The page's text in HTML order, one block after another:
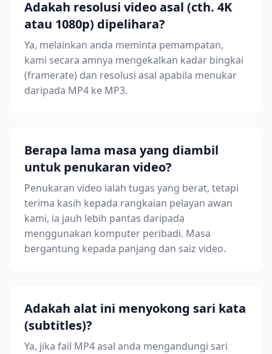
Adakah resolusi video asal (cth. 4K
atau 1080p) dipelihara?
Ya, melainkan anda meminta pemampatan,
kami secara amnya mengekalkan kadar bingkai
(framerate) dan resolusi asal apabila menukar
daripada MP4 ke MP3.
Berapa lama masa yang diambil
untuk penukaran video?
Penukaran video ialah tugas yang berat, tetapi
terima kasih kepada rangkaian pelayan awan
kami, ia jauh lebih pantas daripada
menggunakan komputer peribadi. Masa
bergantung kepada panjang dan saiz video.
Adakah alat ini menyokong sari kata
(subtitles)?
Ya, jika fail MP4 asal anda mengandungi sari